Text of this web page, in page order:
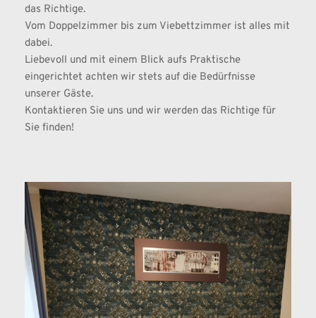
das Richtige.
Vom Doppelzimmer bis zum Viebettzimmer ist alles mit
dabei.
Liebevoll und mit einem Blick aufs Praktische
eingerichtet achten wir stets auf die Bedürfnisse
unserer Gäste.
Kontaktieren Sie uns und wir werden das Richtige für
Sie finden!